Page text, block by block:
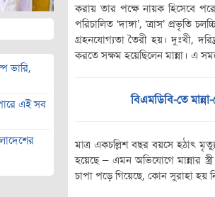
ভারি,
এই সব
করায় তার পক্ষে নায়ক হিসেবে
পরিচালিত ‘দাঙ্গা’, ‘ত্রাস’ প্রভৃতি
গ্রহনযোগ্যতা তৈরী হয়। দুঃখী,
করতে সক্ষম হয়েছিলেন মান্না। এ
বিএমডিবি-তে
মাত্র একচল্লিশ বছর বয়সে হঠাৎ
হয়েছে – এমন অভিযোগে মান্নার
চাপা পড়ে গিয়েছে, কোন সুরাহা হয়